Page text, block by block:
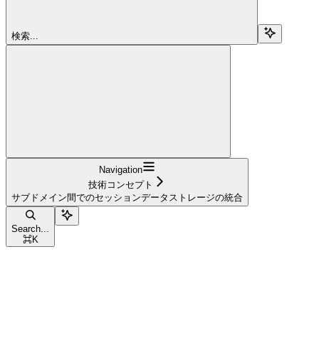
検索...
Navigation
技術コンセプト
サブドメイン間でのセッションデータストレージの統合
Search...
⌘K